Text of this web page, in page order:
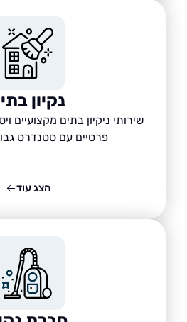
נקיון בתים
שירותי ניקיון בתים מקצועיים ויסודיים
פרטיים עם סטנדרט גבוה של